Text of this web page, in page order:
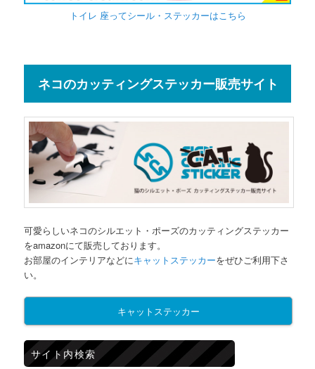
トイレ 座ってシール・ステッカーはこちら
ネコのカッティングステッカー販売サイト
可愛らしいネコのシルエット・ポーズのカッティングステッカー
をamazonにて販売しております。
お部屋のインテリアなどにキャットステッカーをぜひご利用下さ
い。
キャットステッカー
サイト内検索